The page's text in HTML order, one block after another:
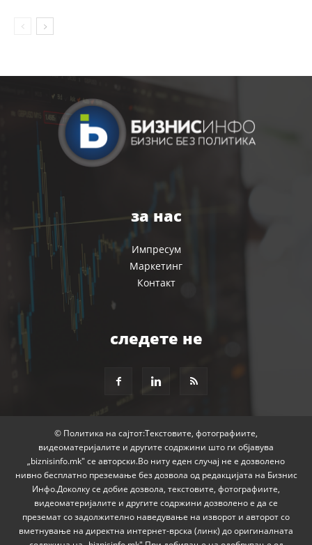
за нас
Импресум
Маркетинг
Контакт
следете не
© Политика на сајтот:Текстовите, фотографиите,
видеоматеријалите и другите содржини што ги објавува
„biznisinfo.mk" се авторски.Во ниту еден случај не е дозволено
нивно бесплатно преземање без дозвола од редакцијата на Бизнис
Инфо.Доколку се добие дозвола, текстовите, фотографиите,
видеоматеријалите и другите содржини дозволено е да се
преземат со задолжително наведување на изворот и авторот со
вметнување на директна интернет-врска (линк) до оригиналната